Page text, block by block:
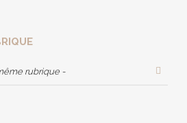
rubrique -